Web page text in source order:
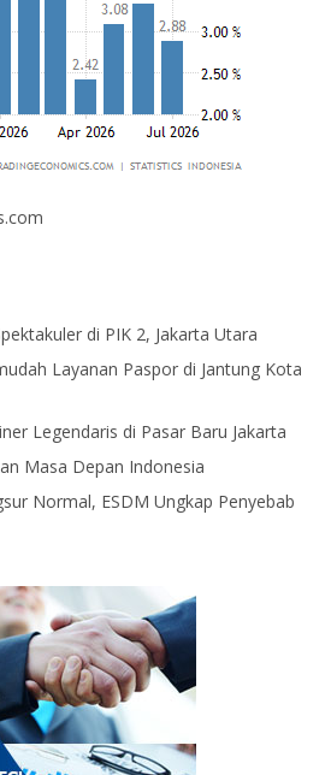
di PIK 2, Jakarta Utara
Layanan Paspor di Jantung Kota
Legendaris di Pasar Baru Jakarta
Masa Depan Indonesia
Normal, ESDM Ungkap Penyebab